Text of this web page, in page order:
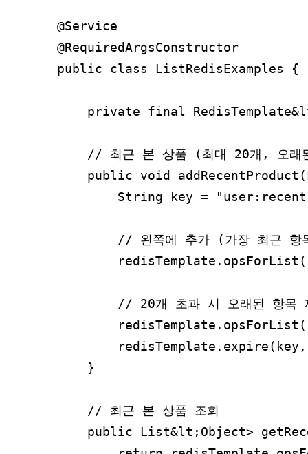
@Service
@RequiredArgsConstructor
public class ListRedisExamples {
private final
// 최근 본 상품 (최대 20개, 오래
public void
String key =
// 왼쪽에 추가 (가장 최근 항
// 20개 초과 시 오래된 항목
    }
    // 최근 본 상품 조회
public List&lt;Object>